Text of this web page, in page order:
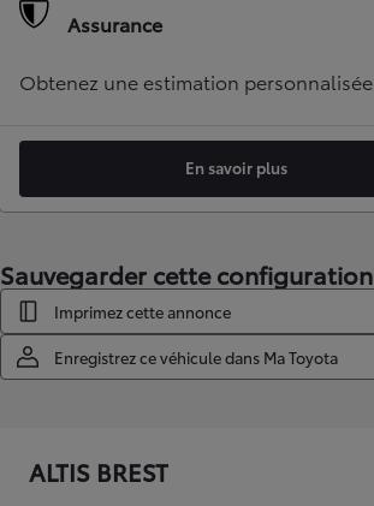
Assurance
Obtenez une estimation personnalisée
En savoir plus
Sauvegarder cette configuration
Imprimez cette annonce
Enregistrez ce véhicule dans Ma Toyota
ALTIS BREST